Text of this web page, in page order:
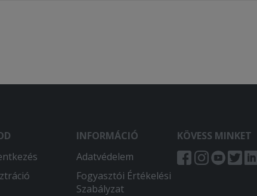
INFORMÁCIÓ
Adatvédelem
Fogyasztói Értékelési
Szabályzat
KÖVESS MINKET